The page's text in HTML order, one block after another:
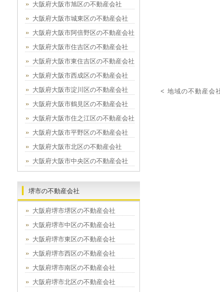
< 地域の不動産会
大阪府大阪市旭区の不動産会社
大阪府大阪市城東区の不動産会社
大阪府大阪市阿倍野区の不動産会社
大阪府大阪市住吉区の不動産会社
大阪府大阪市東住吉区の不動産会社
大阪府大阪市西成区の不動産会社
大阪府大阪市淀川区の不動産会社
大阪府大阪市鶴見区の不動産会社
大阪府大阪市住之江区の不動産会社
大阪府大阪市平野区の不動産会社
大阪府大阪市北区の不動産会社
大阪府大阪市中央区の不動産会社
堺市の不動産会社
大阪府堺市堺区の不動産会社
大阪府堺市中区の不動産会社
大阪府堺市東区の不動産会社
大阪府堺市西区の不動産会社
大阪府堺市南区の不動産会社
大阪府堺市北区の不動産会社